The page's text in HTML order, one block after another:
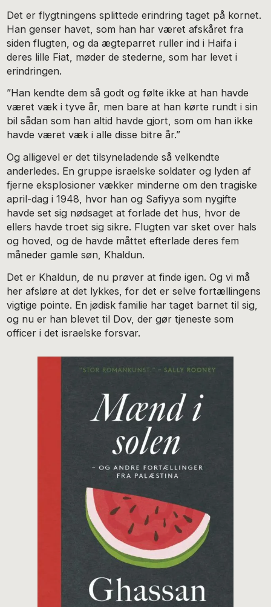
Det er flygtningens splittede erindring taget på kornet.
Han genser havet, som han har været afskåret fra
siden flugten, og da ægteparret ruller ind i Haifa i
deres lille Fiat, møder de stederne, som har levet i
erindringen.
”Han kendte dem så godt og følte ikke at han havde
været væk i tyve år, men bare at han kørte rundt i sin
bil sådan som han altid havde gjort, som om han ikke
havde været væk i alle disse bitre år.”
Og alligevel er det tilsyneladende så velkendte
anderledes. En gruppe israelske soldater og lyden af
fjerne eksplosioner vækker minderne om den tragiske
april-dag i 1948, hvor han og Safiyya som nygifte
havde set sig nødsaget at forlade det hus, hvor de
ellers havde troet sig sikre. Flugten var sket over hals
og hoved, og de havde måttet efterlade deres fem
måneder gamle søn, Khaldun.
Det er Khaldun, de nu prøver at finde igen. Og vi må
her afsløre at det lykkes, for det er selve fortællingens
vigtige pointe. En jødisk familie har taget barnet til sig,
og nu er han blevet til Dov, der gør tjeneste som
officer i det israelske forsvar.